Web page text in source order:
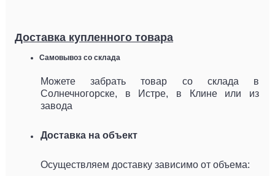
Доставка купленного товара
Самовывоз со склада
Можете забрать товар со склада в
Солнечногорске, в Истре, в Клине или из
завода
Доставка на объект
Осуществляем доставку зависимо от объема: